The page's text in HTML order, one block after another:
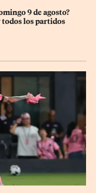
9 de agosto?
los partidos